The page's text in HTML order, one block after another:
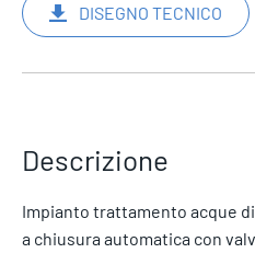
DISEGNO TECNICO
Descrizione
Impianto trattamento acque
a chiusura automatica con